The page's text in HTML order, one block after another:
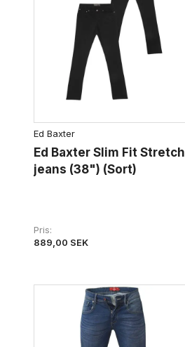
Ed Baxter
Ed Baxter Slim Fit Stretch
jeans (38") (Sort)
Pris
889,00 SEK